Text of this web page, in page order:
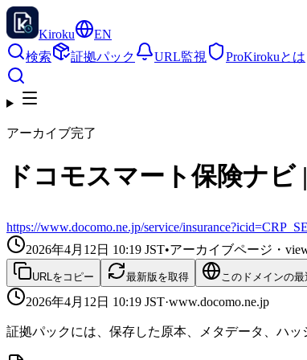
Kiroku
EN
検索
証拠パック URL監視 ProKirokuとは
アーカイブ完了
ドコモスマート保険ナ
https://www.docomo.ne.jp/service/
2026年4月12日 10:19 JST•アーカイブページ・
URLをコピー 最新版を取得 このドメインの
2026年4月12日 10:19 JST·www.docomo.ne.jp
証拠パックには、保存した原本、メタデータ、ハ